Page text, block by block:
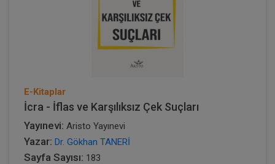
E-Kitaplar
İcra - İflas ve Karşılıksız Çek Suçları
Yayınevi: Aristo Yayınevi
Yazar: Dr. Gökhan TANERİ
Sayfa Sayısı: 183